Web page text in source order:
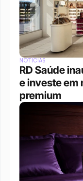
NOTÍCIAS
RD Saúde
e investe em
premium